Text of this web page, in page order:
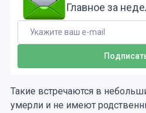
Главное за
Такие встречаются в
умерли и не имеют